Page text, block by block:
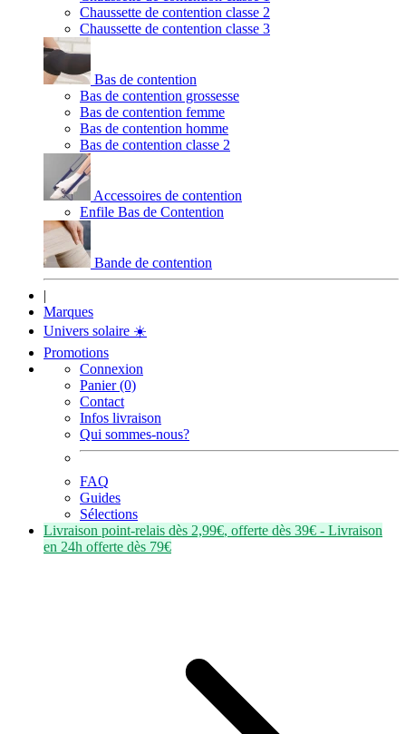
Chaussette de contention classe 2
Chaussette de contention classe 3
Bas de contention
Bas de contention grossesse
Bas de contention femme
Bas de contention homme
Bas de contention classe 2
Accessoires de contention
Enfile Bas de Contention
Bande de contention
|
Marques
Univers solaire ☀️
Promotions
Connexion
Panier (0)
Contact
Infos livraison
Qui sommes-nous?
FAQ
Guides
Sélections
Livraison point-relais dès 2,99€, offerte dès 39€ - Livraison
en 24h offerte dès 79€